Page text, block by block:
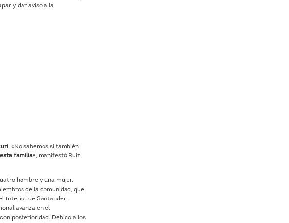
y dar aviso a la
. «No sabemos si también
familia«, manifestó Ruiz
hombre y una mujer,
de la comunidad, que
Interior de Santander.
avanza en el
posterioridad. Debido a los